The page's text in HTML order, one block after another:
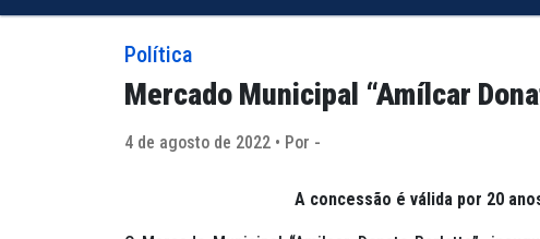
Política
Mercado Municipal “Amílcar
4 de agosto de 2022 • Por -
A concessão é válida por 20